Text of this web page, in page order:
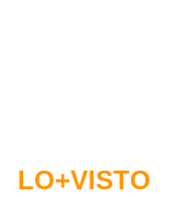
LO+VISTO